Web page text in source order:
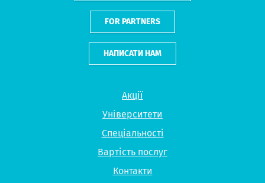
Акції
Університети
Спеціальності
Вартість послуг
Контакти
FOR PARTNERS
НАПИСАТИ НАМ